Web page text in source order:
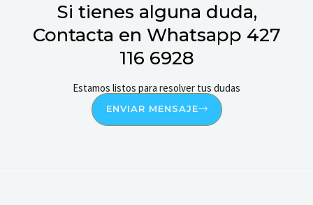
Si tienes alguna duda,
Contacta en Whatsapp 427
116 6928
Estamos listos para resolver tus dudas
ENVIAR MENSAJE